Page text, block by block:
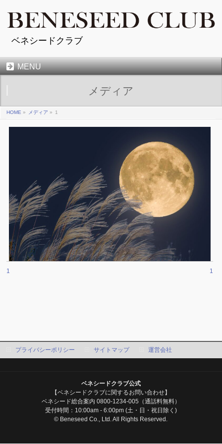
ベネシードクラブ
MENU
メディア
HOME » メディア » 1
1 1
プライバシーポリシー サイトマップ 運営会社
ベネシードクラブ公式
【ベネシードクラブに関するお問い合わせ】
ベネシード総合案内 0800-1234-005（通話料無料）
受付時間：10:00am - 6:00pm (土・日・祝日除く)
© Beneseed Co., Ltd. All Rights Reserved.